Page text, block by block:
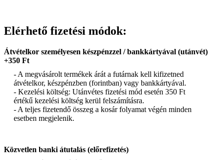
Elérhető fizetési módok:
Átvételkor személyesen készpénzzel / bankkártyával (utánvét)
+350 Ft
- A megvásárolt termékek árát a futárnak kell kifizetned
átvételkor, készpénzben (forintban) vagy bankkártyával.
- Kezelési költség: Utánvétes fizetési mód esetén 350 Ft
értékű kezelési költség kerül felszámításra.
- A teljes fizetendő összeg a kosár folyamat végén minden
esetben megjelenik.
Közvetlen banki átutalás (előrefizetés)